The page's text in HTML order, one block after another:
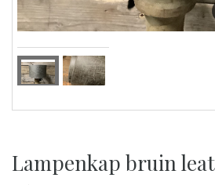
Lampenkap bruin